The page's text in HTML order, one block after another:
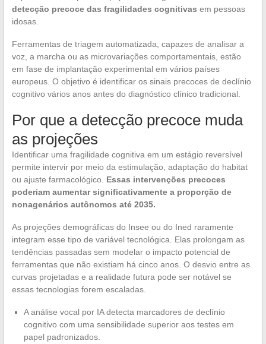
detecção precoce das fragilidades cognitivas em pessoas
idosas.
Ferramentas de triagem automatizada, capazes de analisar a
voz, a marcha ou as microvariações comportamentais, estão
em fase de implantação experimental em vários países
europeus. O objetivo é identificar os sinais precoces de declínio
cognitivo vários anos antes do diagnóstico clínico tradicional.
Por que a detecção precoce muda
as projeções
Identificar uma fragilidade cognitiva em um estágio reversível
permite intervir por meio da estimulação, adaptação do habitat
ou ajuste farmacológico. Essas intervenções precoces
poderiam aumentar significativamente a proporção de
nonagenários autônomos até 2035.
As projeções demográficas do Insee ou do Ined raramente
integram esse tipo de variável tecnológica. Elas prolongam as
tendências passadas sem modelar o impacto potencial de
ferramentas que não existiam há cinco anos. O desvio entre as
curvas projetadas e a realidade futura pode ser notável se
essas tecnologias forem escaladas.
A análise vocal por IA detecta marcadores de declínio
cognitivo com uma sensibilidade superior aos testes em
papel padronizados.